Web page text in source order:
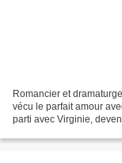
Romancier et
vécu le parfait amour
parti avec Virginie,